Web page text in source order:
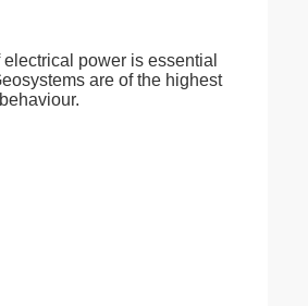
power is essential
are of the highest